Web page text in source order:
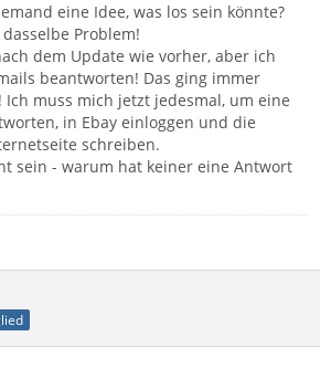
eine Idee, was los sein könnte?
Problem!
dem Update wie vorher, aber ich
beantworten! Das ging immer
muss mich jetzt jedesmal, um eine
in Ebay einloggen und die
schreiben.
sein - warum hat keiner eine Antwort